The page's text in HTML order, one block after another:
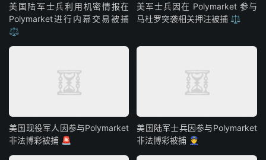
美国陆军士兵利用机密情报在
Polymarket进行内幕交易被捕
⚖️
美军士兵因在 Polymarket 参与
马杜罗突袭相关押注被捕 ⚖️
美国现役军人因参与Polymarket
非法博彩被捕 🚨
美国陆军士兵因参与Polymarket
非法博彩被捕 👮